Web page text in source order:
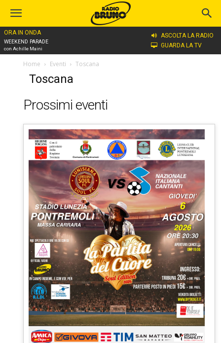
ORA IN ONDA
WEEKEND PARADE
con Achille Maini
ASCOLTA LA RADIO
GUARDA LA TV
Home Eventi Toscana
Toscana
Prossimi eventi